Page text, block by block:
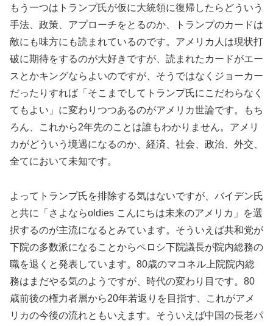
もう一つはトランプ氏が仮に大統領に復帰したらどういう
手法、政策、アプローチをとるのか、トランプのカードは
敵にも味方にも読まれているのです。アメリカ人は現状打
破に期待をするのが大好きですが、読まれたカードがエー
スとかキングならよいのですが、そうではなくジョーカー
だったりすれば「そこまでしてトランプ氏にこだわらなく
てもよい」に変わりつつあるのがアメリカ世論です。もち
ろん、これから2年先のことは誰もわかりません。アメリ
カがどういう境遇になるのか、経済、社会、政治、外交、
全てにおいて未知です。
よってトランプ氏を排除する気はないですが、バイデン氏
と共に「さよならoldies こんにちは未来のアメリカ」を選
択するのが主流になるとみています。そういえば共和党が
下院の多数派になることからペロシ下院議長が院内総務の
職を退くと発表しています。80歳のマコネル上院院内総
務はまだやる気のようですが、時代の変わり目です。80
歳前後の権力者層から20年若返りを目指す、これがアメ
リカの今後の流れともいえます。そういえば中国の長老パ